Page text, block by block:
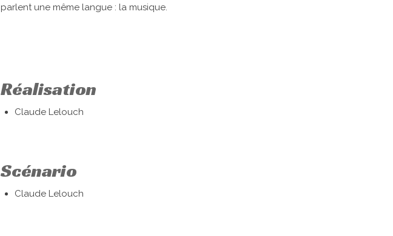
parlent une même langue : la musique.
Réalisation
Claude Lelouch
Scénario
Claude Lelouch